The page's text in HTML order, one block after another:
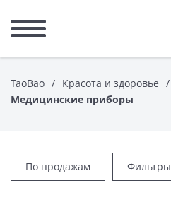
TaoBao Красота и здоровье
Медицинские приборы
По продажам Фильтры